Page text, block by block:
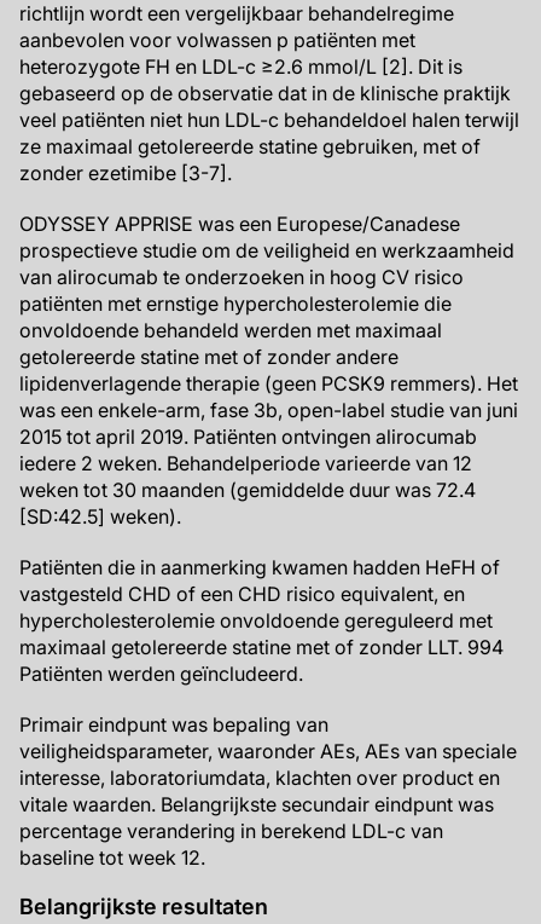
richtlijn wordt een vergelijkbaar behandelregime
aanbevolen voor volwassen p patiënten met
heterozygote FH en LDL-c ≥2.6 mmol/L [2]. Dit is
gebaseerd op de observatie dat in de klinische praktijk
veel patiënten niet hun LDL-c behandeldoel halen terwijl
ze maximaal getolereerde statine gebruiken, met of
zonder ezetimibe [3-7].
ODYSSEY APPRISE was een Europese/Canadese
prospectieve studie om de veiligheid en werkzaamheid
van alirocumab te onderzoeken in hoog CV risico
patiënten met ernstige hypercholesterolemie die
onvoldoende behandeld werden met maximaal
getolereerde statine met of zonder andere
lipidenverlagende therapie (geen PCSK9 remmers). Het
was een enkele-arm, fase 3b, open-label studie van juni
2015 tot april 2019. Patiënten ontvingen alirocumab
iedere 2 weken. Behandelperiode varieerde van 12
weken tot 30 maanden (gemiddelde duur was 72.4
[SD:42.5] weken).
Patiënten die in aanmerking kwamen hadden HeFH of
vastgesteld CHD of een CHD risico equivalent, en
hypercholesterolemie onvoldoende gereguleerd met
maximaal getolereerde statine met of zonder LLT. 994
Patiënten werden geïncludeerd.
Primair eindpunt was bepaling van
veiligheidsparameter, waaronder AEs, AEs van speciale
interesse, laboratoriumdata, klachten over product en
vitale waarden. Belangrijkste secundair eindpunt was
percentage verandering in berekend LDL-c van
baseline tot week 12.
Belangrijkste resultaten